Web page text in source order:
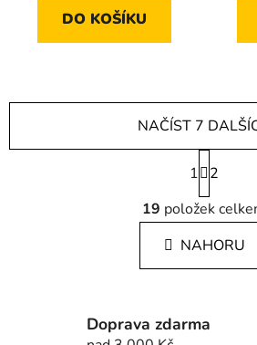
DO KOŠÍKU
O
v
l
á
d
í
NAČÍST 7
S
t
r
á
n
k
í
1
2
19 položek
NAHORU
Doprava zdarma